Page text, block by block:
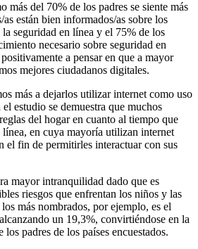
más del 70% de los padres se siente más
están bien informados/as sobre los
seguridad en línea y el 75% de los
necesario sobre seguridad en
a pensar en que a mayor
mejores ciudadanos digitales.
más a dejarlos utilizar internet como uso
estudio se demuestra que muchos
del hogar en cuanto al tiempo que
línea, en cuya mayoría utilizan internet
el fin de permitirles interactuar con sus
mayor intranquilidad dado que es
riesgos que enfrentan los niños y las
más nombrados, por ejemplo, es el
un 19,3%, convirtiéndose en la
padres de los países encuestados.